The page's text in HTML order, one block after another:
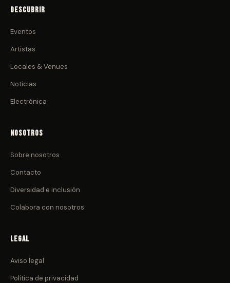
Descubrir
Eventos
Artistas
Locales & Venues
Noticias
Electrónica
Nosotros
Sobre nosotros
Contacto
Diversidad e inclusión
Colabora con nosotros
Legal
Aviso legal
Política de privacidad